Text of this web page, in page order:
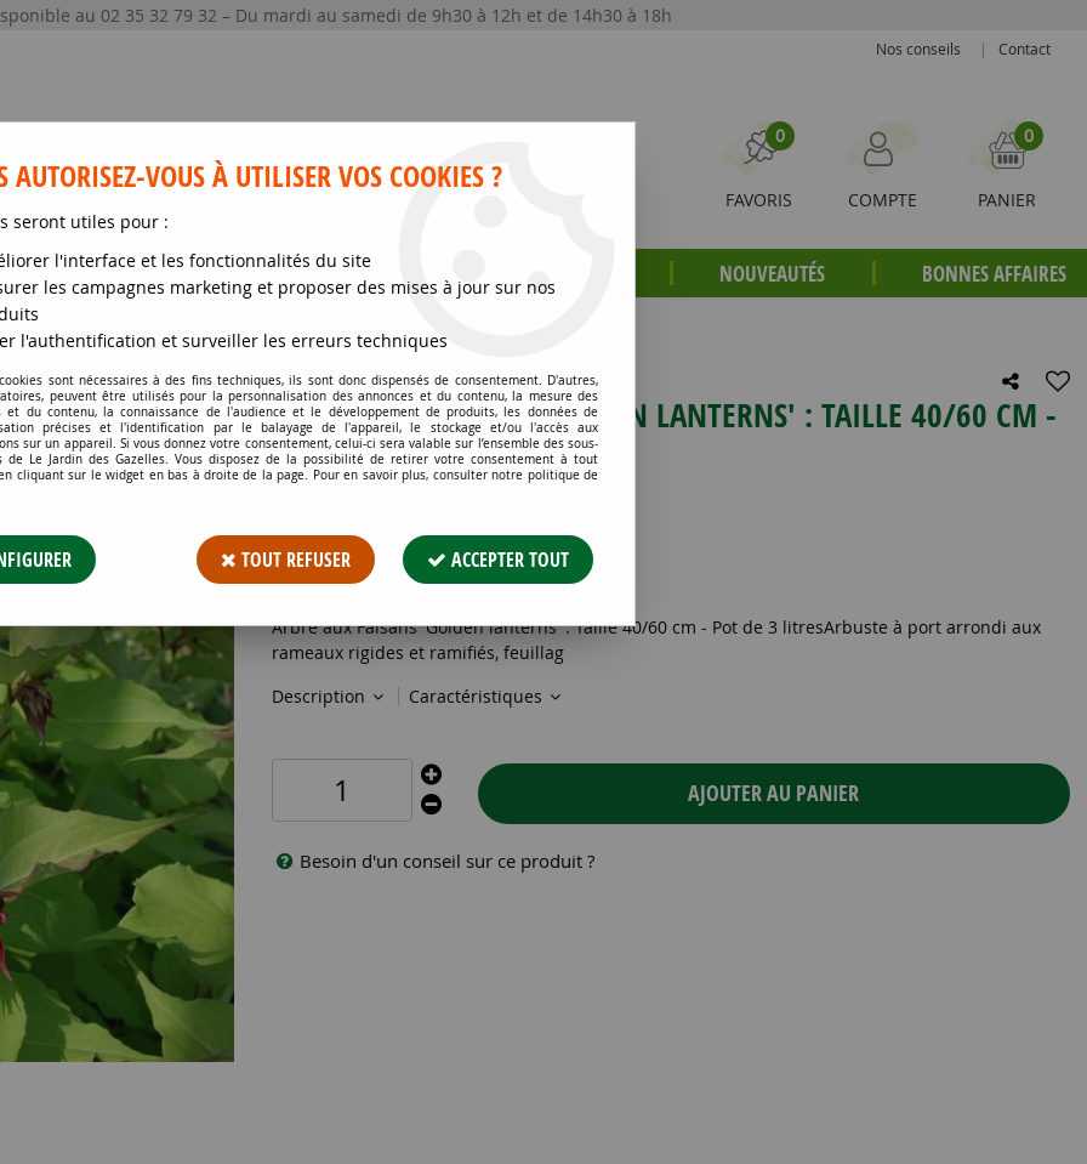
au 02 35 32 79 32 – Du mardi au samedi de 9h30 à 12h et de 14h30 à 18h
Nos conseils | Contact
0
FAVORIS COMPTE
0
PANIER
GRAINES ET SEMENCES MATÉRIELS NOUVEAUTÉS BONNES AFFAIRES
>
ARBRE AUX FAISANS 'GOLDEN LANTERNS' : TAILLE 40/60 CM -
POT DE 3 LITRES
Soyez le premier à donner votre avis !
11,19€ TTC
Arbre aux Faisans 'Golden lanterns' : Taille 40/60 cm - Pot de 3 litresArbuste à port arrondi aux
rameaux rigides et ramifiés, feuillag
Description
Caractéristiques
AJOUTER AU PANIER
Besoin d'un conseil sur ce produit ?
AUTORISEZ-VOUS À UTILISER VOS COOKIES ?
seront utiles pour :
l'interface et les fonctionnalités du site
les campagnes marketing et proposer des mises à jour sur nos
l'authentification et surveiller les erreurs techniques
sont nécessaires à des fins techniques, ils sont donc dispensés de consentement. D'autres,
peuvent être utilisés pour la personnalisation des annonces et du contenu, la mesure des
et du contenu, la connaissance de l'audience et le développement de produits, les données de
précises et l'identification par le balayage de l'appareil, le stockage et/ou l'accès aux
sur un appareil. Si vous donnez votre consentement, celui-ci sera valable sur l’ensemble des sous-
de Le Jardin des Gazelles. Vous disposez de la possibilité de retirer votre consentement à tout
cliquant sur le widget en bas à droite de la page. Pour en savoir plus, consulter notre politique de
TOUT REFUSER ACCEPTER TOUT